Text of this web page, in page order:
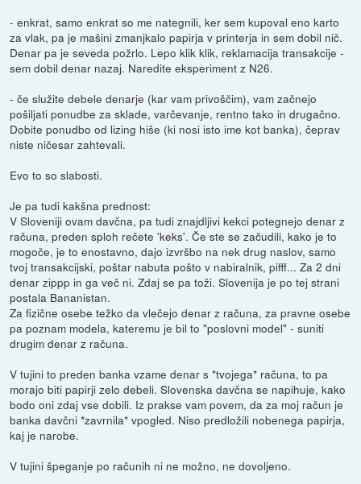
- enkrat, samo enkrat so me nategnili, ker sem kupoval eno karto
za vlak, pa je mašini zmanjkalo papirja v printerja in sem dobil nič.
Denar pa je seveda požrlo. Lepo klik klik, reklamacija transakcije -
sem dobil denar nazaj. Naredite eksperiment z N26.
- če služite debele denarje (kar vam privoščim), vam začnejo
pošiljati ponudbe za sklade, varčevanje, rentno tako in drugačno.
Dobite ponudbo od lizing hiše (ki nosi isto ime kot banka), čeprav
niste ničesar zahtevali.
Evo to so slabosti.
Je pa tudi kakšna prednost:
V Sloveniji ovam davčna, pa tudi znajdljivi kekci potegnejo denar z
računa, preden sploh rečete 'keks'. Če ste se začudili, kako je to
mogoče, je to enostavno, dajo izvršbo na nek drug naslov, samo
tvoj transakcijski, poštar nabuta pošto v nabiralnik, pifff... Za 2 dni
denar zippp in ga več ni. Zdaj se pa toži. Slovenija je po tej strani
postala Bananistan.
Za fizične osebe težko da vlečejo denar z računa, za pravne osebe
pa poznam modela, kateremu je bil to "poslovni model" - suniti
drugim denar z računa.
V tujini to preden banka vzame denar s *tvojega* računa, to pa
morajo biti papirji zelo debeli. Slovenska davčna se napihuje, kako
bodo oni zdaj vse dobili. Iz prakse vam povem, da za moj račun je
banka davčni *zavrnila* vpogled. Niso predložili nobenega papirja,
kaj je narobe.
V tujini špeganje po računih ni ne možno, ne dovoljeno.